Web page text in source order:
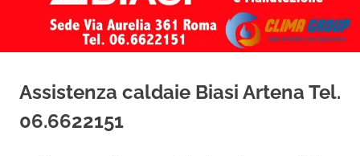
Biasi
Roma
Assistenza caldaie Biasi Artena Tel.
06.6622151